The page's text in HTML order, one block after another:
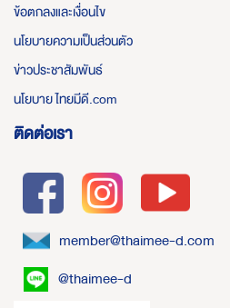
ข้อตกลงและเงื่อนไข
นโยบายความเป็นส่วนตัว
ข่าวประชาสัมพันธ์
นโยบาย ไทยมีดี.com
ติดต่อเรา
member@thaimee-d.com
@thaimee-d